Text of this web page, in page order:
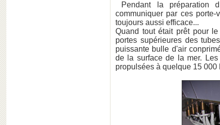
Pendant la préparation
communiquer par ces
toujours aussi efficace...
Quand tout était prêt pour
portes supérieures des
puissante bulle d'air
de la surface de la mer.
propulsées à quelque 15 000